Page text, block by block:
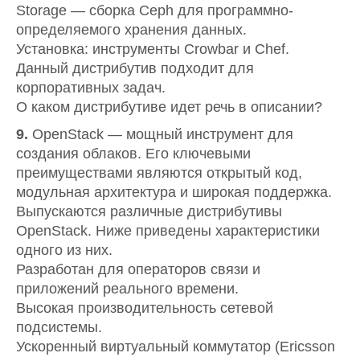
Storage — сборка Ceph для программно-
определяемого хранения данных.
Установка: инструменты Crowbar и Chef.
Данный дистрибутив подходит для
корпоративных задач.
О каком дистрибутиве идет речь в описании?
9. OpenStack — мощный инструмент для
создания облаков. Его ключевыми
преимуществами являются открытый код,
модульная архитектура и широкая поддержка.
Выпускаются различные дистрибутивы
OpenStack. Ниже приведены характеристики
одного из них.
Разработан для операторов связи и
приложений реального времени.
Высокая производительность сетевой
подсистемы.
Ускоренный виртуальный коммутатор (Ericsson